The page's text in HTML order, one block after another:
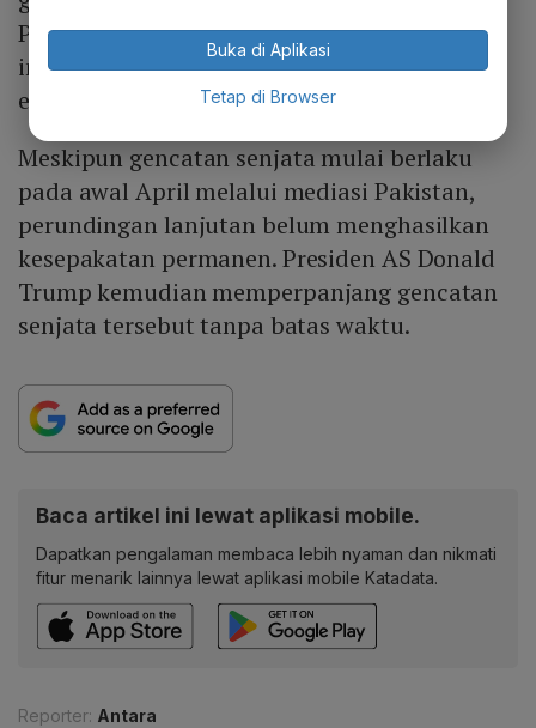
Penutupan itu memicu kekhawatiran pasar
internasional terhadap gangguan pasokan
energi dunia.
Meskipun gencatan senjata mulai berlaku
pada awal April melalui mediasi Pakistan,
perundingan lanjutan belum menghasilkan
kesepakatan permanen. Presiden AS Donald
Trump kemudian memperpanjang gencatan
senjata tersebut tanpa batas waktu.
Baca artikel ini lewat aplikasi mobile.
Dapatkan pengalaman membaca lebih nyaman dan nikmati
fitur menarik lainnya lewat aplikasi mobile Katadata.
Reporter: Antara
Buka di Aplikasi
Tetap di Browser